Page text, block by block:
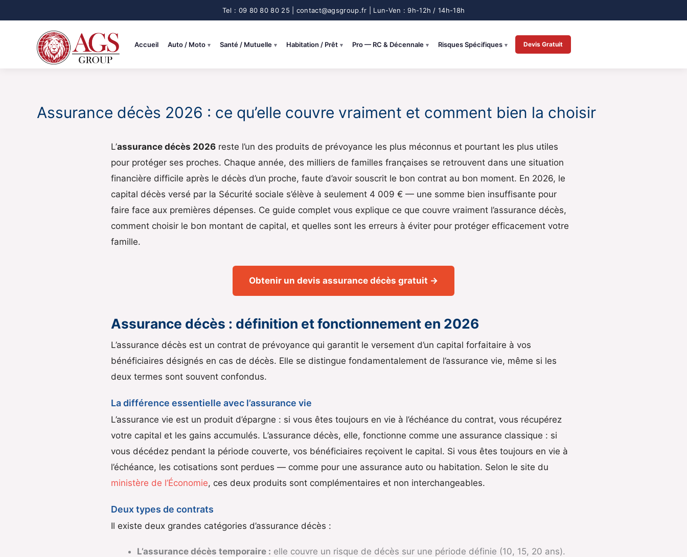
au
Accueil Auto / Moto Santé / Mutuelle Habitation / Prêt Pro — RC & Décennale Risques Spécifiques Devis Gratuit
Assurance décès 2026 : ce qu’elle couvre vraiment et comment bien la choisir
L’assurance décès 2026 reste l’un des produits de prévoyance les plus méconnus et pourtant les plus utiles
pour protéger ses proches. Chaque année, des milliers de familles françaises se retrouvent dans une situation
financière difficile après le décès d’un proche, faute d’avoir souscrit le bon contrat au bon moment. En 2026, le
capital décès versé par la Sécurité sociale s’élève à seulement 4 009 € — une somme bien insuffisante pour
faire face aux premières dépenses. Ce guide complet vous explique ce que couvre vraiment l’assurance décès,
comment choisir le bon montant de capital, et quelles sont les erreurs à éviter pour protéger efficacement votre
famille.
Obtenir un devis assurance décès gratuit →
Assurance décès : définition et fonctionnement en 2026
L’assurance décès est un contrat de prévoyance qui garantit le versement d’un capital forfaitaire à vos
bénéficiaires désignés en cas de décès. Elle se distingue fondamentalement de l’assurance vie, même si les
deux termes sont souvent confondus.
La différence essentielle avec l’assurance vie
L’assurance vie est un produit d’épargne : si vous êtes toujours en vie à l’échéance du contrat, vous récupérez
votre capital et les gains accumulés. L’assurance décès, elle, fonctionne comme une assurance classique : si
vous décédez pendant la période couverte, vos bénéficiaires reçoivent le capital. Si vous êtes toujours en vie à
l’échéance, les cotisations sont perdues — comme pour une assurance auto ou habitation. Selon le site du
ministère de l’Économie, ces deux produits sont complémentaires et non interchangeables.
Deux types de contrats
Il existe deux grandes catégories d’assurance décès :
L’assurance décès temporaire : elle couvre un risque de décès sur une période définie (10, 15, 20 ans).